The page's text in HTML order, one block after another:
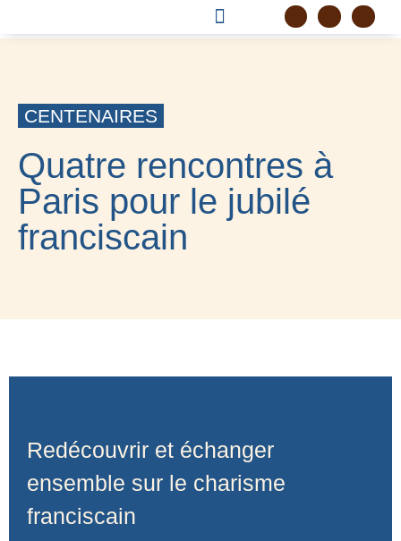
CENTENAIRES
Quatre rencontres à
Paris pour le jubilé
franciscain
Redécouvrir et échanger
ensemble sur le charisme
franciscain